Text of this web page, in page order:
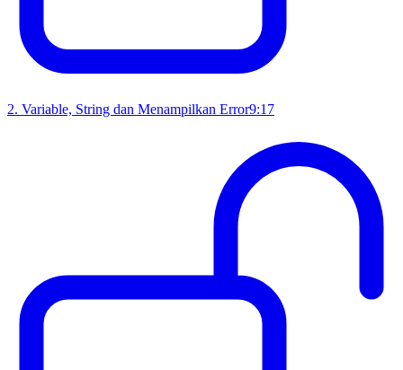
2. Variable, String dan Menampilkan Error9:17